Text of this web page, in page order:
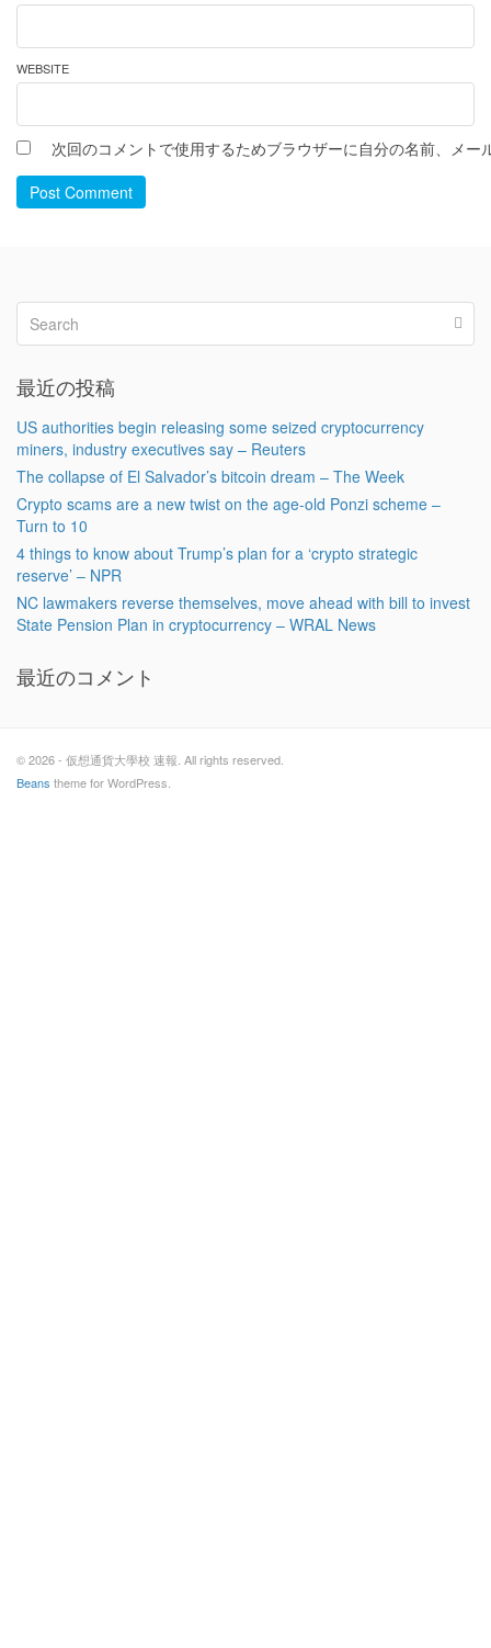
WEBSITE
次回のコメントで使用するためブラウザーに自分の名前、メー
Post Comment
最近の投稿
US authorities begin releasing some seized cryptocurrency
miners, industry executives say – Reuters
The collapse of El Salvador’s bitcoin dream – The Week
Crypto scams are a new twist on the age-old Ponzi scheme –
Turn to 10
4 things to know about Trump’s plan for a ‘crypto strategic
reserve’ – NPR
NC lawmakers reverse themselves, move ahead with bill to invest
State Pension Plan in cryptocurrency – WRAL News
最近のコメント
© 2026 - 仮想通貨大學校 速報. All rights reserved.
Beans theme for WordPress.